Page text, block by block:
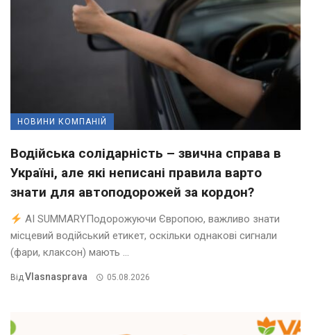
НОВИНИ КОМПАНІЙ
Водійська солідарність – звична справа в
Україні, але які неписані правила варто
знати для автоподорожей за кордон?
AI SUMMARYПодорожуючи Європою, важливо знати
місцевий водійський етикет, оскільки однакові сигнали
(фари, клаксон) мають ...
ВідVlasnasprava 05.08.2026